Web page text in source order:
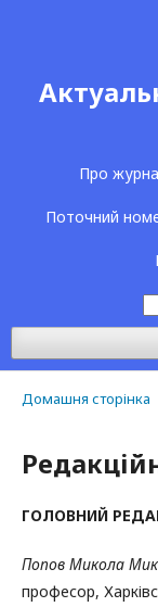
Про
Поточний
Домашня сторінка
ГОЛОВНИЙ
Попов Микола
професор,